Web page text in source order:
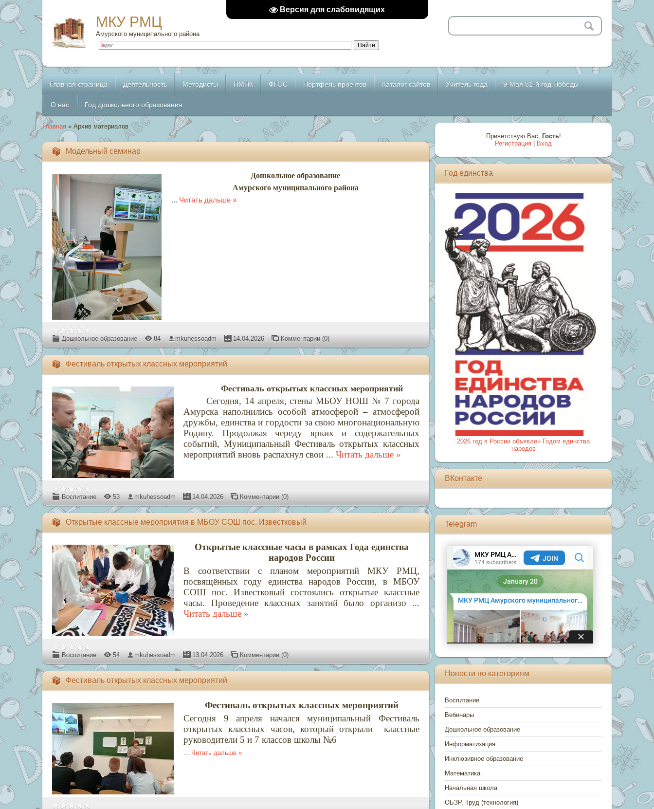
Версия для слабовидящих
МКУ РМЦ
Амурского муниципального района
Главная страница Деятельность Методисты ПМПК ФГОС Портфель проектов Каталог сайтов Учитель года 9-Мая 81-й год Победы
О нас Год дошкольного образования
Главная » Архив материалов
Модельный семинар
Дошкольное образование
Амурского муниципального района
... Читать дальше »
Дошкольное образование 84 mkuhessoadm 14.04.2026 Комментарии (0)
Фестиваль открытых классных мероприятий
Фестиваль открытых классных мероприятий
Сегодня, 14 апреля, стены МБОУ НОШ № 7 города
Амурска наполнились особой атмосферой – атмосферой
дружбы, единства и гордости за свою многонациональную
Родину. Продолжая череду ярких и содержательных
событий, Муниципальный Фестиваль открытых классных
мероприятий вновь распахнул свои ... Читать дальше »
Воспитание 53 mkuhessoadm 14.04.2026 Комментарии (0)
Открытые классные мероприятия в МБОУ СОШ пос. Известковый
Открытые классные часы в рамках Года единства
народов России
В соответствии с планом мероприятий МКУ РМЦ,
посвящённых году единства народов России, в МБОУ
СОШ пос. Известковый состоялись открытые классные
часы. Проведение классных занятий было организо ...
Читать дальше »
Воспитание 54 mkuhessoadm 13.04.2026 Комментарии (0)
Фестиваль открытых классных мероприятий
Фестиваль открытых классных мероприятий
Сегодня 9 апреля начался муниципальный Фестиваль
открытых классных часов, который открыли классные
руководители 5 и 7 классов школы №6
... Читать дальше »
Приветствую Вас, Гость!
Регистрация
Вход
Год единства
2026 год в России объявлен Годом единства
народов
ВКонтакте
Telegram
Новости по категориям
Воспитание
Вебинары
Дошкольное образование
Информатизация
Инклюзивное образование
Математика
Начальная школа
ОБЗР, Труд (технология)